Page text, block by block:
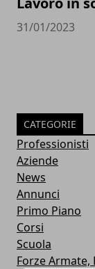
31/01/2023
CATEGORIE
Professionisti
Aziende
News
Annunci
Primo Piano
Corsi
Scuola
Forze Armate,